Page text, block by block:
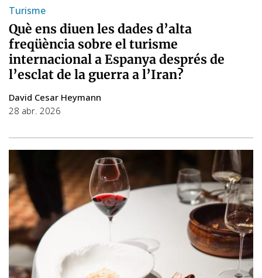
Turisme
Què ens diuen les dades d’alta
freqüència sobre el turisme
internacional a Espanya després de
l’esclat de la guerra a l’Iran?
David Cesar Heymann
28 abr. 2026